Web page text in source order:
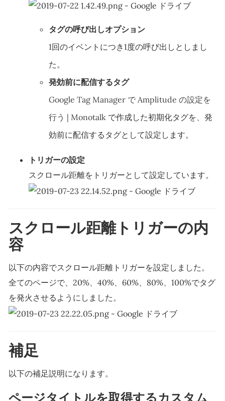
タグの呼び出しオプション
1回のイベントにつき1度の呼び出しとしまし
た。
発効前に配信するタグ
Google Tag Manager で Amplitude の設定を
行う | Monotalk で作成した初期化タグを、発
効前に配信するタグとして設定します。
トリガーの設定
スクロール距離をトリガーとして設定しています。
スクロール距離トリガーの内
容
以下の内容でスクロール距離トリガーを設定しました。
全てのページで、20%、40%、60%、80%、100%でタグ
を発火させるようにしました。
補足
以下の補足説明になります。
ページタイトルを取得するカスタム